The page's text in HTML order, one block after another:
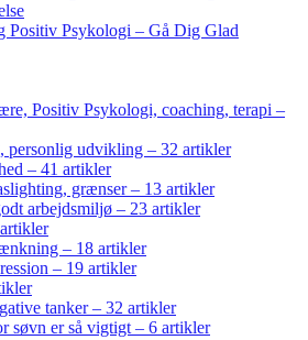
Positiv Psykologi – Gå Dig Glad
Positiv Psykologi, coaching, terapi –
personlig udvikling – 32 artikler
– 41 artikler
grænser – 13 artikler
arbejdsmiljø – 23 artikler
– 18 artikler
– 19 artikler
tanker – 32 artikler
søvn er så vigtigt – 6 artikler